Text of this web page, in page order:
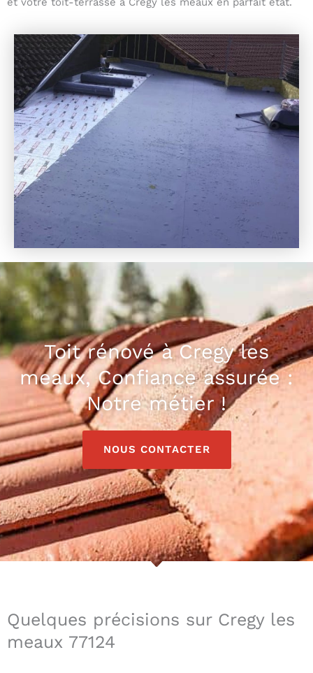
Toit rénové à Cregy les
meaux, Confiance assurée :
Notre métier !
NOUS CONTACTER
Quelques précisions sur Cregy les
meaux 77124